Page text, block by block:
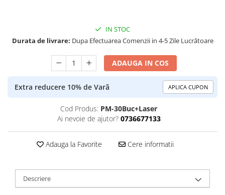
IN STOC
Durata de livrare: Dupa Efectuarea Comenzii in 4-5 Zile Lucrătoare
ADAUGA IN COS
Extra reducere 10% de Varã APLICA CUPON
Cod Produs: PM-30Buc+Laser
Ai nevoie de ajutor? 0736677133
Adauga la Favorite Cere informatii
Descriere